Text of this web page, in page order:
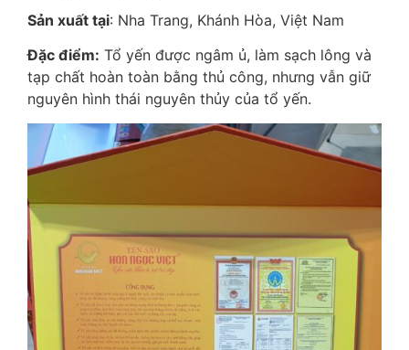
Sản xuất tại: Nha Trang, Khánh Hòa, Việt Nam
Đặc điểm: Tổ yến được ngâm ủ, làm sạch lông và
tạp chất hoàn toàn bằng thủ công, nhưng vẫn giữ
nguyên hình thái nguyên thủy của tổ yến.